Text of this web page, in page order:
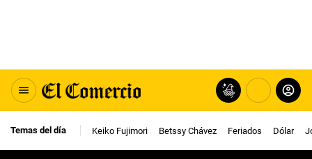
Temas del día Keiko Fujimori Betssy Chávez Feriados Dólar